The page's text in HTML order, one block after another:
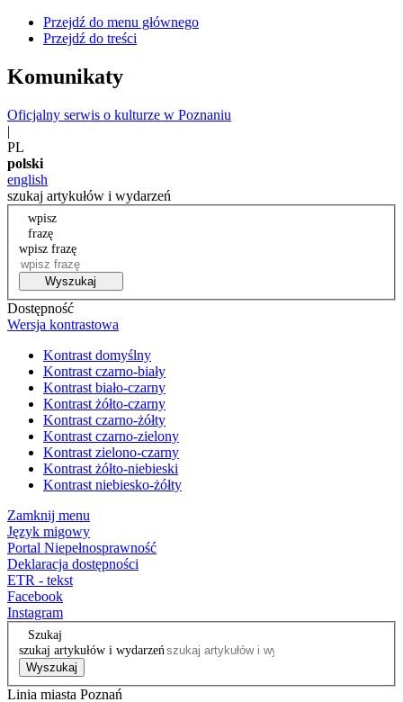
Przejdź do menu głównego
Przejdź do treści
Komunikaty
Oficjalny serwis o kulturze w Poznaniu
|
PL
polski
english
szukaj artykułów i wydarzeń
wpisz
frazę
wpisz frazę
Wyszukaj
Dostępność
Wersja kontrastowa
Kontrast domyślny
Kontrast czarno-biały
Kontrast biało-czarny
Kontrast żółto-czarny
Kontrast czarno-żółty
Kontrast czarno-zielony
Kontrast zielono-czarny
Kontrast żółto-niebieski
Kontrast niebiesko-żółty
Zamknij menu
Język migowy
Portal Niepełnosprawność
Deklaracja dostępności
ETR - tekst
Facebook
Instagram
Szukaj
szukaj artykułów i wydarzeń
Wyszukaj
Linia miasta Poznań